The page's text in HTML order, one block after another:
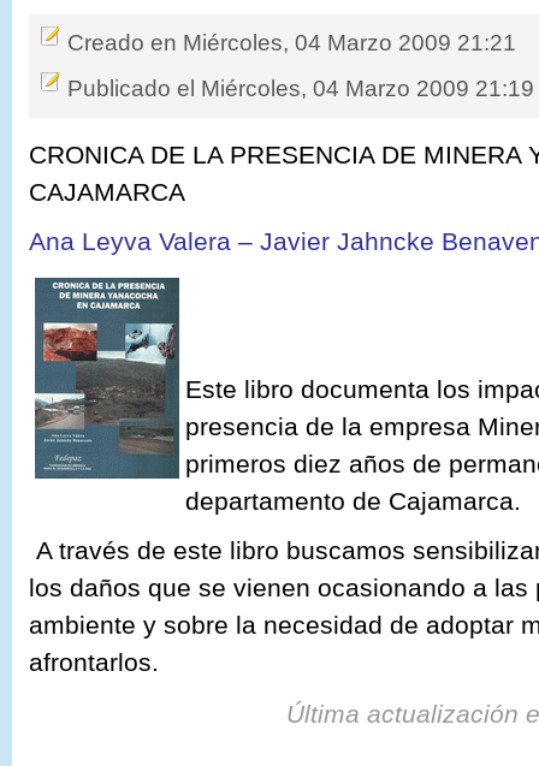
Creado en Miércoles, 04 Marzo 2009 21:21
Publicado el Miércoles, 04 Marzo 2009 21:19
CRONICA DE LA PRESENCIA DE MINERA
CAJAMARCA
Ana Leyva Valera – Javier Jahncke
Este libro documenta los
presencia de la empresa
primeros diez años de
departamento de Cajamarca.
A través de este libro buscamos
los daños que se vienen ocasionando a
ambiente y sobre la necesidad de adoptar
afrontarlos.
Última actualización